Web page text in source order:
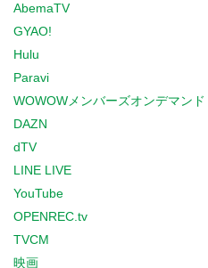
AbemaTV
GYAO!
Hulu
Paravi
WOWOWメンバーズオンデマンド
DAZN
dTV
LINE LIVE
YouTube
OPENREC.tv
TVCM
映画